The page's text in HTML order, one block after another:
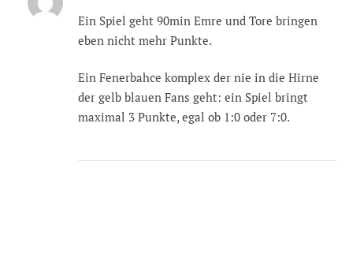
Ein Spiel geht 90min Emre und Tore bringen
eben nicht mehr Punkte.
Ein Fenerbahce komplex der nie in die Hirne
der gelb blauen Fans geht: ein Spiel bringt
maximal 3 Punkte, egal ob 1:0 oder 7:0.